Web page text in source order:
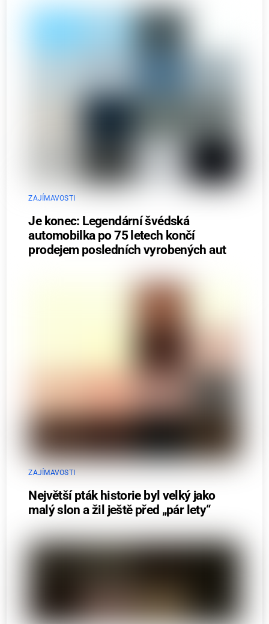
ZAJÍMAVOSTI
Je konec: Legendární švédská
automobilka po 75 letech končí
prodejem posledních vyrobených aut
ZAJÍMAVOSTI
Největší pták historie byl velký jako
malý slon a žil ještě před „pár lety“